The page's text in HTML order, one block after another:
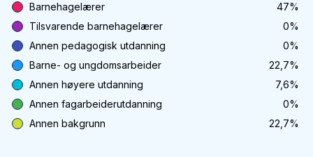
Barnehagelærer 47%
Tilsvarende barnehagelærer
0%
Annen pedagogisk utdanning
0%
Barne- og ungdomsarbeider
22,7%
Annen høyere utdanning
7,6%
Annen fagarbeiderutdanning
0%
Annen bakgrunn
22,7%